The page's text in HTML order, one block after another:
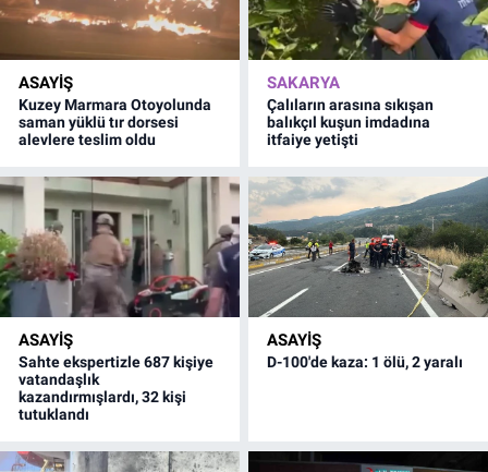
ASAYİŞ
Kuzey Marmara Otoyolunda
saman yüklü tır dorsesi
alevlere teslim oldu
SAKARYA
Çalıların arasına sıkışan
balıkçıl kuşun imdadına
itfaiye yetişti
ASAYİŞ
Sahte ekspertizle 687 kişiye
vatandaşlık
kazandırmışlardı, 32 kişi
tutuklandı
ASAYİŞ
D-100'de kaza: 1 ölü, 2 yaralı